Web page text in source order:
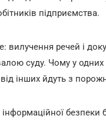
підприємства.
вилучення речей і
суду. Чому у одних
інших йдуть з
безпеки